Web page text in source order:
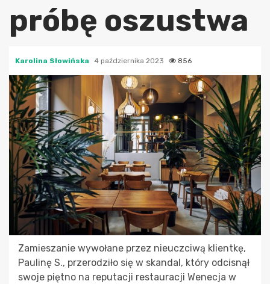
próbę oszustwa
Karolina Słowińska 4 października 2023 856
Zamieszanie wywołane przez nieuczciwą klientkę,
Paulinę S., przerodziło się w skandal, który odcisnął
swoje piętno na reputacji restauracji Wenecja w